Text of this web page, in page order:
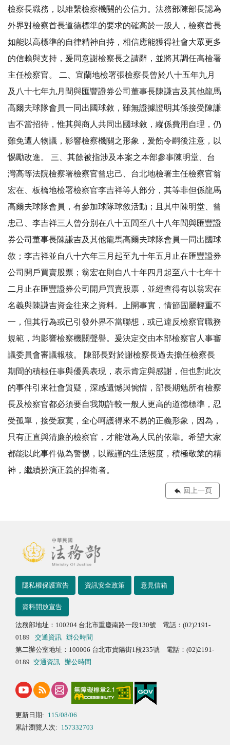
檢察長職務，以維繫檢察機關的公信力。法務部陳部長認為
外界對檢察首長道德標準的要求的確高於一般人，檢察首長
如能以高標準的自律精神自持，相信應能獲得社會大眾更多
的信賴與支持，爰同意謝檢察長之請辭，並將其調任高檢署
主任檢察官。 二、宜蘭地檢署張檢察長曾於八十五年九月
及八十七年九月間與匯豐證券公司董事長陳謙吉及其他龍馬
高爾夫球隊會員一同出國球敘，雖無證據證明其係接受陳謙
吉不當招待，惟其與商人共同出國球敘，縱係費用自理，仍
難免遭人物議，影響檢察機關之形象，爰飭令嗣後注意，以
惕勵改進。 三、其餘被指涉及本案之本部參事陳明堂、台
灣高等法院檢察署檢察官曾忠己、台北地檢署主任檢察官翁
宏在、板橋地檢署檢察官李吉祥等人部分，其等非但係龍馬
高爾夫球隊會員，有參加球隊球敘活動；且其中陳明堂、曾
忠己、李吉祥三人曾分別在八十五間至八十八年間與匯豐證
券公司董事長陳謙吉及其他龍馬高爾夫球隊會員一同出國球
敘；李吉祥並自八十六年三月起至九十年五月止在匯豐證券
公司開戶買賣股票；翁宏在則自八十年四月起至八十七年十
二月止在匯豐證券公司開戶買賣股票，並經查得有以翁宏在
名義與陳謙吉資金往來之資料。上開事實，情節固屬輕重不
一，但其行為或已引發外界不當聯想，或已違反檢察官職務
規範，均影響檢察機關聲譽。爰決定交由本部檢察官人事審
議委員會審議報核。 陳部長對於謝檢察長過去擔任檢察長
期間的積極任事與優異表現，表示肯定與感謝，但也對此次
的事件引來社會質疑，深感遺憾與惋惜，部長期勉所有檢察
長及檢察官都必須要自我期許較一般人更高的道德標準，忍
受孤單，接受寂寞，全心呵護得來不易的正義形象，因為，
只有正直與清廉的檢察官，才能做為人民的依靠。希望大家
都能以此事件做為警惕，以嚴謹的生活態度，積極敬業的精
神，繼續扮演正義的捍衛者。
回上一頁
隱私權保護宣告 資訊安全政策 意見信箱
資料開放宣告
法務部地址：100204 台北市重慶南路一段130號 電話：(02)2191-
0189
交通資訊
辦公時間
第二辦公室地址：100006 台北市貴陽街1段235號 電話：(02)2191-
0189 交通資訊 辦公時間
更新日期: 115/08/06
累計瀏覽人次: 157332703